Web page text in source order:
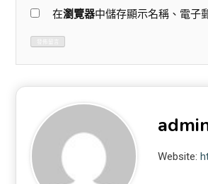
在瀏覽器中儲存顯示名稱、電子
Website: